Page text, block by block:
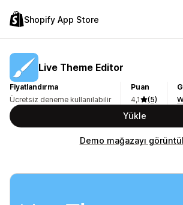
Shopify App Store
Live Theme Editor
Fiyatlandırma
Ücretsiz deneme kullanılabilir
Puan
4,1
(5)
Yükle
Demo mağazayı